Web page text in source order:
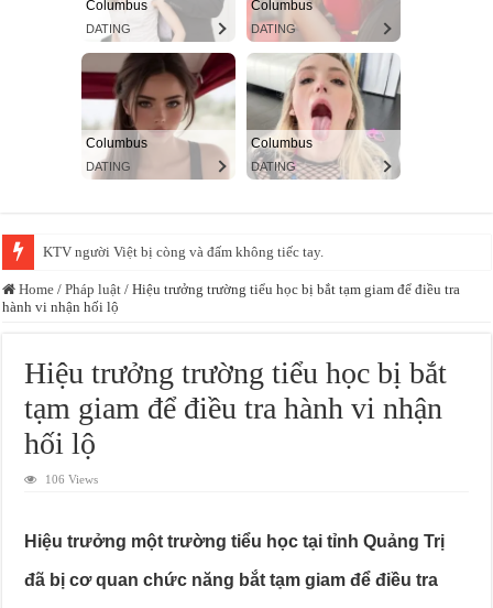
KTV người Việt bị còng và đấm không tiếc tay.
Home / Pháp luật / Hiệu trưởng trường tiểu học bị bắt tạm giam để điều tra
hành vi nhận hối lộ
Hiệu trưởng trường tiểu học bị bắt
tạm giam để điều tra hành vi nhận
hối lộ
106 Views
Hiệu trưởng một trường tiểu học tại tỉnh Quảng Trị
đã bị cơ quan chức năng bắt tạm giam để điều tra